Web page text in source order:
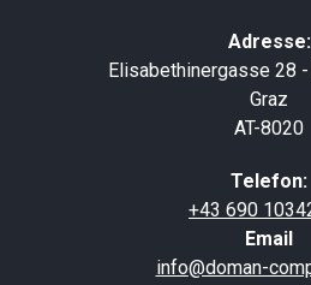
Adresse:
Elisabethinergasse 28
Graz
AT-8020
Telefon:
+43 690
Email
info@doman-